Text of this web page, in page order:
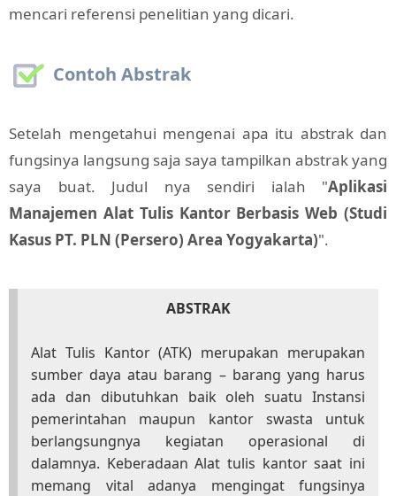
mencari referensi penelitian yang dicari.
Contoh Abstrak
Setelah mengetahui mengenai apa itu abstrak dan
fungsinya langsung saja saya tampilkan abstrak yang
saya buat. Judul nya sendiri ialah "Aplikasi
Manajemen Alat Tulis Kantor Berbasis Web (Studi
Kasus PT. PLN (Persero) Area Yogyakarta)".
ABSTRAK
Alat Tulis Kantor (ATK) merupakan merupakan
sumber daya atau barang – barang yang harus
ada dan dibutuhkan baik oleh suatu Instansi
pemerintahan maupun kantor swasta untuk
berlangsungnya kegiatan operasional di
dalamnya. Keberadaan Alat tulis kantor saat ini
memang vital adanya mengingat fungsinya